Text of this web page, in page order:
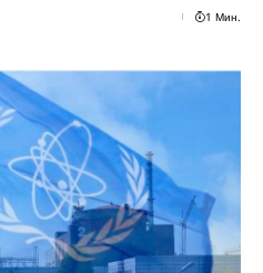
1 Мин.